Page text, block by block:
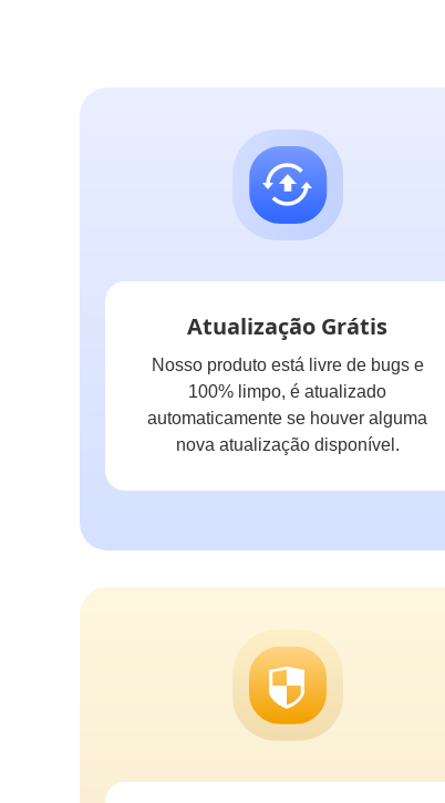
Atualização Grátis
Nosso produto está livre de bugs e
100% limpo, é atualizado
automaticamente se houver alguma
nova atualização disponível.